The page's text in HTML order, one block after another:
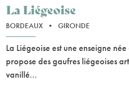
La Liégeoise
BORDEAUX • GIRONDE
La Liégeoise est une enseigne
propose des gaufres liégeoises
vanillé...